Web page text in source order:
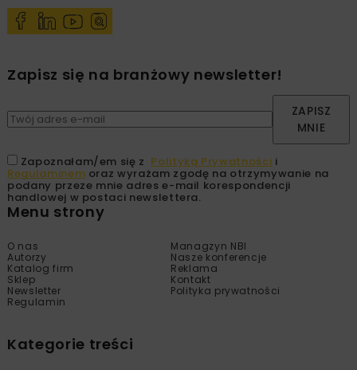
Zapisz się na branżowy newsletter!
ZAPISZ
MNIE
Zapoznałam/em się z Polityką Prywatności i
Regulaminem oraz wyrażam zgodę na otrzymywanie na
podany przeze mnie adres e-mail korespondencji
handlowej w postaci newslettera.
Menu strony
O nas
Managzyn NBI
Autorzy
Nasze konferencje
Katalog firm
Reklama
Sklep
Kontakt
Newsletter
Polityka prywatności
Regulamin
Kategorie treści